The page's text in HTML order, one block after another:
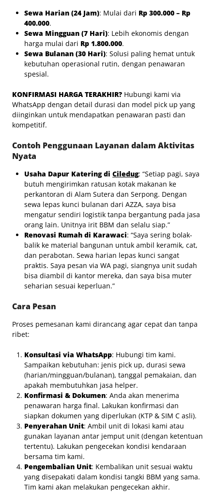
Sewa Harian (24 Jam): Mulai dari Rp 300.000 – Rp
400.000.
Sewa Mingguan (7 Hari): Lebih ekonomis dengan
harga mulai dari Rp 1.800.000.
Sewa Bulanan (30 Hari): Solusi paling hemat untuk
kebutuhan operasional rutin, dengan penawaran
spesial.
KONFIRMASI HARGA TERAKHIR? Hubungi kami via
WhatsApp dengan detail durasi dan model pick up yang
diinginkan untuk mendapatkan penawaran pasti dan
kompetitif.
Contoh Penggunaan Layanan dalam Aktivitas
Nyata
Usaha Dapur Katering di Ciledug: “Setiap pagi, saya
butuh mengirimkan ratusan kotak makanan ke
perkantoran di Alam Sutera dan Serpong. Dengan
sewa lepas kunci bulanan dari AZZA, saya bisa
mengatur sendiri logistik tanpa bergantung pada jasa
orang lain. Unitnya irit BBM dan selalu siap.”
Renovasi Rumah di Karawaci: “Saya sering bolak-
balik ke material bangunan untuk ambil keramik, cat,
dan perabotan. Sewa harian lepas kunci sangat
praktis. Saya pesan via WA pagi, siangnya unit sudah
bisa diambil di kantor mereka, dan saya bisa muter
seharian sesuai keperluan.”
Cara Pesan
Proses pemesanan kami dirancang agar cepat dan tanpa
ribet:
Konsultasi via WhatsApp: Hubungi tim kami.
Sampaikan kebutuhan: jenis pick up, durasi sewa
(harian/mingguan/bulanan), tanggal pemakaian, dan
apakah membutuhkan jasa helper.
Konfirmasi & Dokumen: Anda akan menerima
penawaran harga final. Lakukan konfirmasi dan
siapkan dokumen yang diperlukan (KTP & SIM C asli).
Penyerahan Unit: Ambil unit di lokasi kami atau
gunakan layanan antar jemput unit (dengan ketentuan
tertentu). Lakukan pengecekan kondisi kendaraan
bersama tim kami.
Pengembalian Unit: Kembalikan unit sesuai waktu
yang disepakati dalam kondisi tangki BBM yang sama.
Tim kami akan melakukan pengecekan akhir.